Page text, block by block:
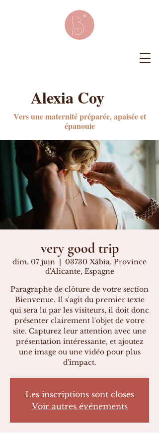
Vers une maternité préparée, apaisée et
épanouie
Alexia Coy
very good trip
dim. 07 juin
  |
03730 Xàbia, Province
d'Alicante, Espagne
Paragraphe de clôture de votre section
Bienvenue. Il s'agit du premier texte
qui sera lu par les visiteurs, il doit donc
présenter clairement l'objet de votre
site. Capturez leur attention avec une
présentation intéressante, et ajoutez
une image ou une vidéo pour plus
d'impact.
Les inscriptions sont closes
Voir autres événements